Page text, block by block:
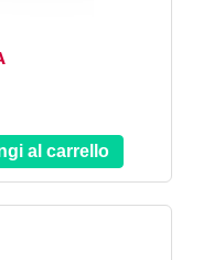
al carrello